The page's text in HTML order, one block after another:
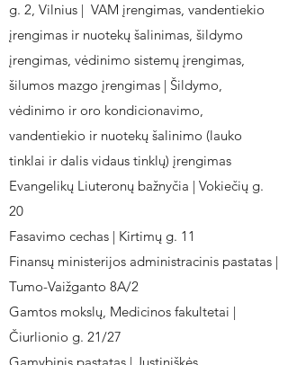
g. 2, Vilnius | VAM įrengimas, vandentiekio
įrengimas ir nuotekų šalinimas, šildymo
įrengimas, vėdinimo sistemų įrengimas,
šilumos mazgo įrengimas | Šildymo,
vėdinimo ir oro kondicionavimo,
vandentiekio ir nuotekų šalinimo (lauko
tinklai ir dalis vidaus tinklų) įrengimas
Evangelikų Liuteronų bažnyčia | Vokiečių g.
20
Fasavimo cechas | Kirtimų g. 11
Finansų ministerijos administracinis pastatas |
Tumo-Vaižganto 8A/2
Gamtos mokslų, Medicinos fakultetai |
Čiurlionio g. 21/27